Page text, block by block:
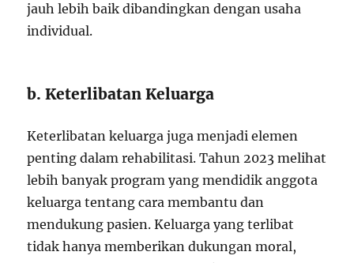
jauh lebih baik dibandingkan dengan usaha
individual.
b. Keterlibatan Keluarga
Keterlibatan keluarga juga menjadi elemen
penting dalam rehabilitasi. Tahun 2023 melihat
lebih banyak program yang mendidik anggota
keluarga tentang cara membantu dan
mendukung pasien. Keluarga yang terlibat
tidak hanya memberikan dukungan moral,